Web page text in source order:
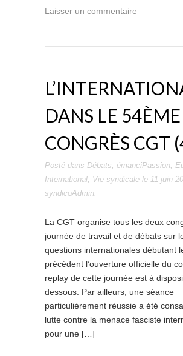
Laisser un commentaire
DANS LE 54ÈME
CONGRÈS CGT
Posté dans Débats, émanciPassion,
International, Vie syndicale le 11 juin
syndicoAdmin.
La CGT organise tous les deux
journée de travail et de débats sur
questions internationales débutant
précédent l’ouverture officielle du
replay de cette journée est à
dessous. Par ailleurs, une séance
particulièrement réussie a été
lutte contre la menace fasciste
pour une […]